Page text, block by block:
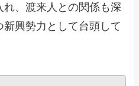
、渡来人との関係も深
新興勢力として台頭して